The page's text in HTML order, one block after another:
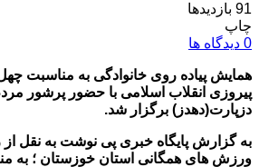
91 بازدیدها
چاپ
0 دیدگاه ها
همایش پیاده روی خانوادگی به مناسبت
پیروزی انقلاب اسلامی با حضور پرشور
دزپارت(دهدز) برگزار شد.
به گزارش پایگاه خبری پی نوشت به نقل
ورزش های همگانی استان خوزستان ؛ به